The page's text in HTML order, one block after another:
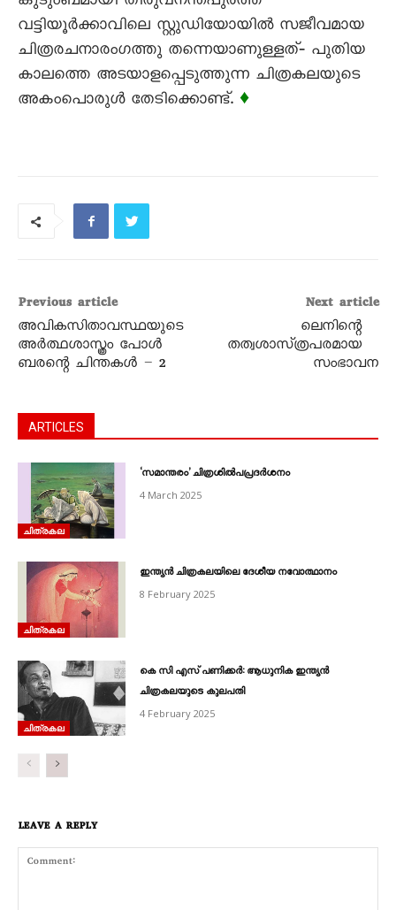
വട്ടിയൂർക്കാവിലെ സ്റ്റുഡിയോയിൽ സജീവമായ
ചിത്രരചനാരംഗത്തു തന്നെയാണുള്ളത്‌‐ പുതിയ
കാലത്തെ അടയാളപ്പെടുത്തുന്ന ചിത്രകലയുടെ
അകംപൊരുൾ തേടിക്കൊണ്ട്‌. ♦
Previous article
അവികസിതാവസ്ഥയുടെ
അർത്ഥശാസ്ത്രം പോൾ
ബരന്റെ ചിന്തകൾ – 2
Next article
ലെനിന്റെ
തത്വശാസ്‌ത്രപരമായ
സംഭാവന
ARTICLES
ചിത്രകല
‘സമാന്തരം’ ചിത്രശിൽപപ്രദർശനം
4 March 2025
ചിത്രകല
ഇന്ത്യൻ ചിത്രകലയിലെ ദേശീയ നവോത്ഥാനം
8 February 2025
ചിത്രകല
കെ സി എസ്‌ പണിക്കർ: ആധുനിക ഇന്ത്യൻ
ചിത്രകലയുടെ കുലപതി
4 February 2025
LEAVE A REPLY